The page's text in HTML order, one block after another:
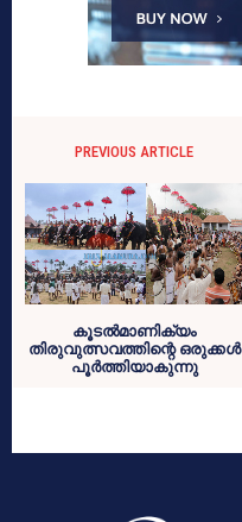
PREVIOUS ARTICLE
കൂടല്‍മാണിക്യം
തിരുവുത്സവത്തിന്റെ ഒരുക്കള്‍
പൂര്‍ത്തിയാകുന്നു